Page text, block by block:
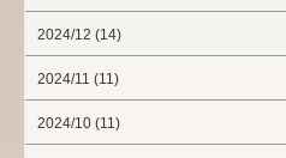
2024/12 (14)
2024/11 (11)
2024/10 (11)